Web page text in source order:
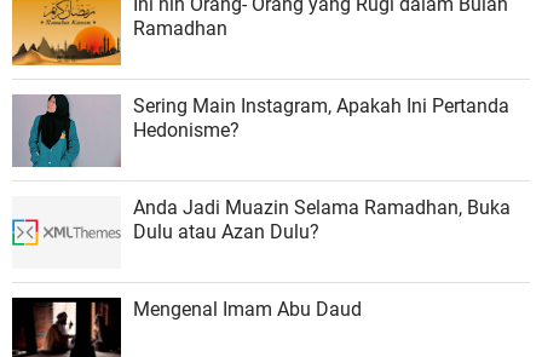
Ramadhan
Sering Main Instagram, Apakah Ini Pertanda
Hedonisme?
Anda Jadi Muazin Selama Ramadhan, Buka
Dulu atau Azan Dulu?
Mengenal Imam Abu Daud